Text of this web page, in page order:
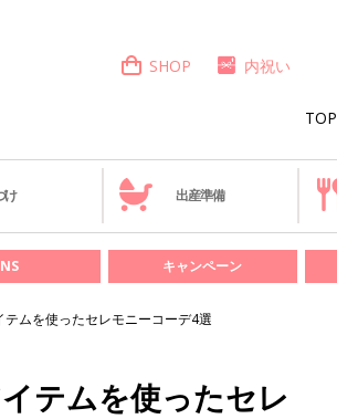
TOP
SHOP 内祝い
け 出産準備
キャンペーン
テムを使ったセレモニーコーデ4選
テムを使ったセレ